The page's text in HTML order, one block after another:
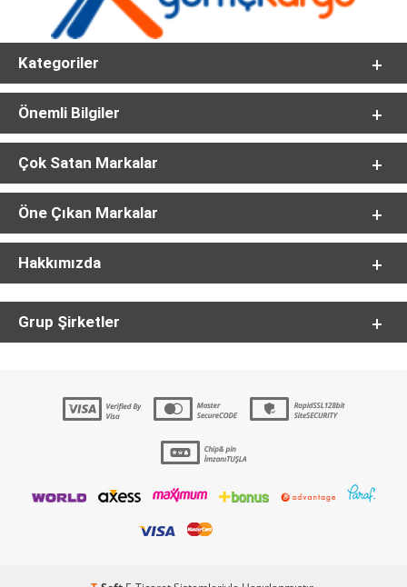
Kategoriler
Önemli Bilgiler
Çok Satan Markalar
Öne Çıkan Markalar
Hakkımızda
Grup Şirketler